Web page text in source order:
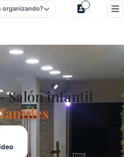
La Blanqueada, Montevideo,
organizando?
Salón infantil